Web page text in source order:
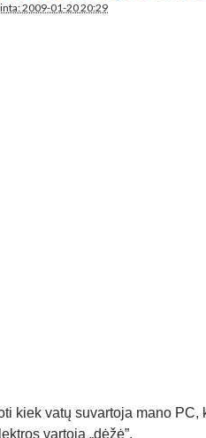
2009-01-20 20:29
kiek vatų suvartoja mano
vartoja „dėžė”.